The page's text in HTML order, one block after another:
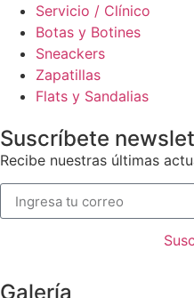
Servicio / Clínico
Botas y Botines
Sneackers
Zapatillas
Flats y Sandalias
Suscríbete
Recibe nuestras últimas
Galería